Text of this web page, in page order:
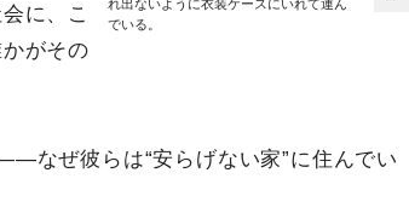
れ出ないように衣装ケースにいれて運ん
でいる。
に、こ
がその
なぜ彼らは“安らげない家”に住んでい